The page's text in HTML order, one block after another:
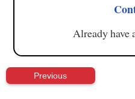
Already have
Previous